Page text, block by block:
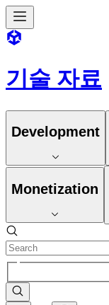
기술 자료
Development
Monetization